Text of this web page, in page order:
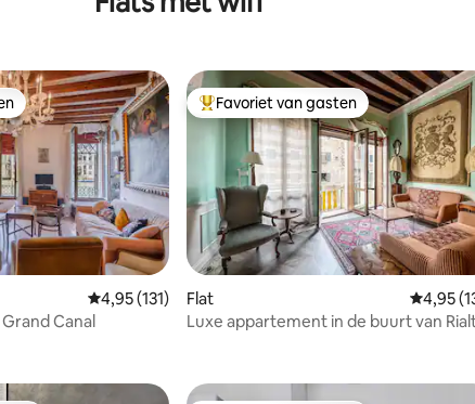
5, 154 recensies
Gemiddelde beoordeling van 4,95 op 5, 131
4,95 (131)
Grand Canal
Topfavoriet van gasten
Favoriet van gasten
Flat
4,95
Luxe appartement in de buurt van